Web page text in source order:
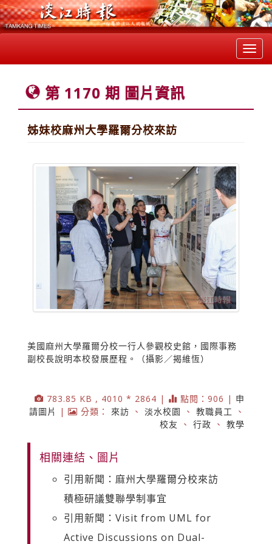
第 1170 期 圖片資訊
姊妹校麻州大學羅爾分校來訪
美國麻州大學羅爾分校一行人參觀校史館，國際事務
副校長說明本校發展歷程。（攝影／揭維恆）
783.85 KB , 4010 * 2864 | 點閱：906 | 申
請圖片
| 分類： 來訪 、 淡水校園 、 教職員工
、
校友
、 行政 、 教學
相關連結、圖片
引用新聞：麻州大學羅爾分校來訪
積極研議雙聯學制事宜
引用新聞：Visit from UML for
Active Discussions on Dual-